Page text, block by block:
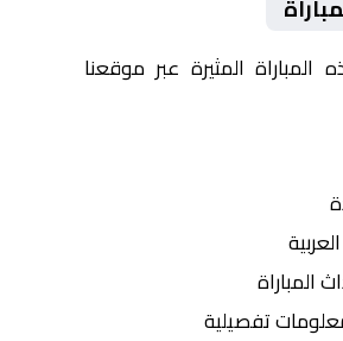
المثيرة عبر موقعنا
المباراة
تفصيلية